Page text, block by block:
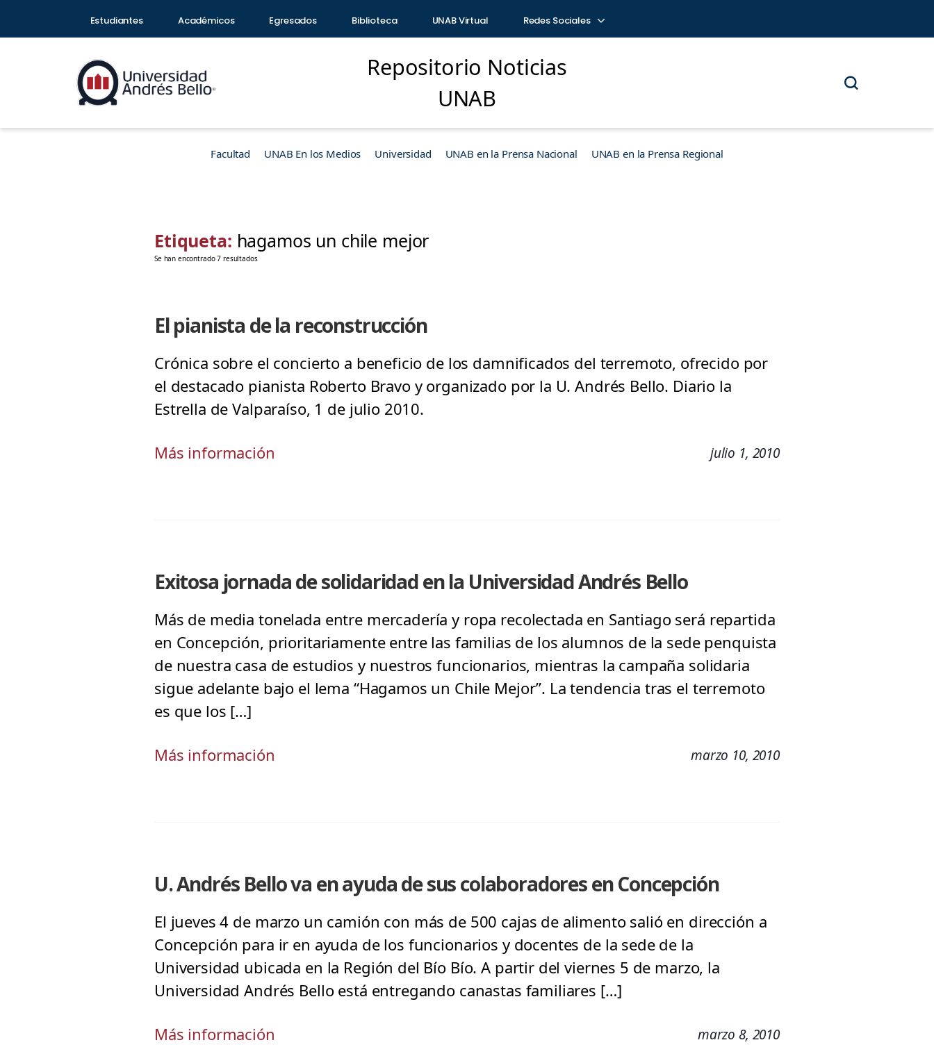
Estudiantes Académicos Egresados Biblioteca UNAB Virtual Redes Sociales
Repositorio Noticias
UNAB
Facultad UNAB En los Medios Universidad UNAB en la Prensa Nacional UNAB en la Prensa Regional
Etiqueta: hagamos un chile mejor
Se han encontrado 7 resultados
El pianista de la reconstrucción
Crónica sobre el concierto a beneficio de los damnificados del terremoto, ofrecido por
el destacado pianista Roberto Bravo y organizado por la U. Andrés Bello. Diario la
Estrella de Valparaíso, 1 de julio 2010.
Más información julio 1, 2010
Exitosa jornada de solidaridad en la Universidad Andrés Bello
Más de media tonelada entre mercadería y ropa recolectada en Santiago será repartida
en Concepción, prioritariamente entre las familias de los alumnos de la sede penquista
de nuestra casa de estudios y nuestros funcionarios, mientras la campaña solidaria
sigue adelante bajo el lema “Hagamos un Chile Mejor”. La tendencia tras el terremoto
es que los […]
Más información marzo 10, 2010
U. Andrés Bello va en ayuda de sus colaboradores en Concepción
El jueves 4 de marzo un camión con más de 500 cajas de alimento salió en dirección a
Concepción para ir en ayuda de los funcionarios y docentes de la sede de la
Universidad ubicada en la Región del Bío Bío. A partir del viernes 5 de marzo, la
Universidad Andrés Bello está entregando canastas familiares […]
Más información marzo 8, 2010